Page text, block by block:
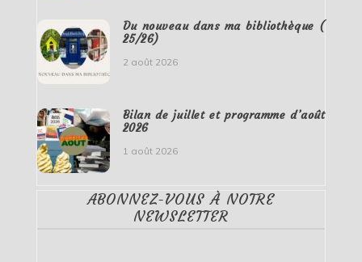
Du nouveau dans ma bibliothèque (
25/26)
2 août 2026
Bilan de juillet et programme d’août
2026
1 août 2026
ABONNEZ-VOUS À NOTRE
NEWSLETTER